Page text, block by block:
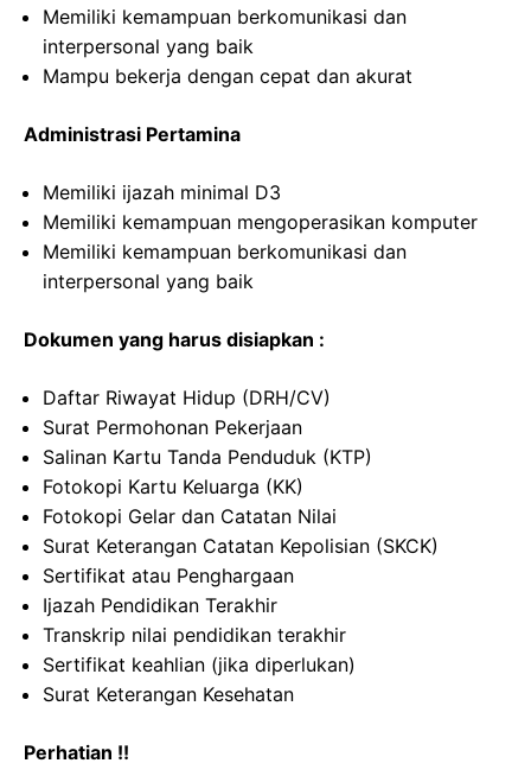
Memiliki kemampuan berkomunikasi dan
interpersonal yang baik
Mampu bekerja dengan cepat dan akurat
Administrasi Pertamina
Memiliki ijazah minimal D3
Memiliki kemampuan mengoperasikan komputer
Memiliki kemampuan berkomunikasi dan
interpersonal yang baik
Dokumen yang harus disiapkan :
Daftar Riwayat Hidup (DRH/CV)
Surat Permohonan Pekerjaan
Salinan Kartu Tanda Penduduk (KTP)
Fotokopi Kartu Keluarga (KK)
Fotokopi Gelar dan Catatan Nilai
Surat Keterangan Catatan Kepolisian (SKCK)
Sertifikat atau Penghargaan
Ijazah Pendidikan Terakhir
Transkrip nilai pendidikan terakhir
Sertifikat keahlian (jika diperlukan)
Surat Keterangan Kesehatan
Perhatian !!